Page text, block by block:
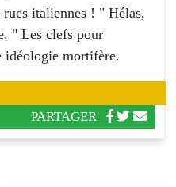
italiennes ! " Hélas,
" Les clefs pour
idéologie mortifère.
PARTAGER